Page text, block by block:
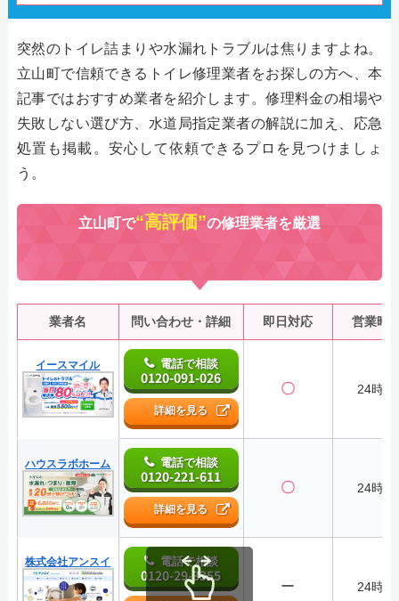
突然のトイレ詰まりや水漏れトラブルは焦りますよね。
立山町で信頼できるトイレ修理業者をお探しの方へ、本
記事ではおすすめ業者を紹介します。修理料金の相場や
失敗しない選び方、水道局指定業者の解説に加え、応急
処置も掲載。安心して依頼できるプロを見つけましょ
う。
立山町で“高評価”の修理業者を厳選
業者名 問い合わせ・詳細 即日対応 営業時
イースマイル 電話で相談
0120-091-026
詳細を見る
〇 24時間
ハウスラボホーム 電話で相談
0120-221-611
詳細を見る
〇 24時間
株式会社アンスイ 電話で相談
0120-29-3355
ー 24時間